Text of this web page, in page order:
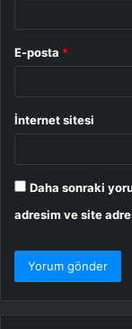
E-posta *
İnternet sitesi
Daha sonraki
adresim ve site